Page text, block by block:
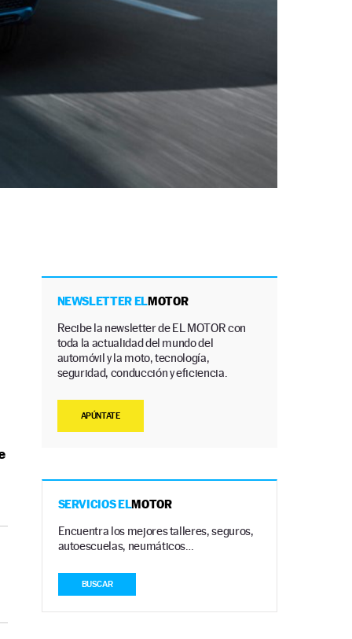
NEWSLETTER ELMOTOR
Recibe la newsletter de EL MOTOR con
toda la actualidad del mundo del
automóvil y la moto, tecnología,
seguridad, conducción y eficiencia.
APÚNTATE
SERVICIOS ELMOTOR
Encuentra los mejores talleres, seguros,
autoescuelas, neumáticos…
BUSCAR